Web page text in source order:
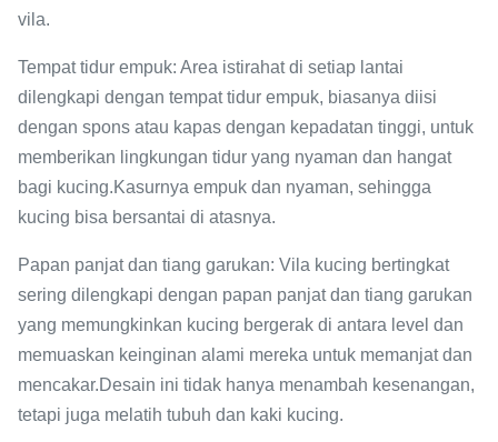
vila.
Tempat tidur empuk: Area istirahat di setiap lantai
dilengkapi dengan tempat tidur empuk, biasanya diisi
dengan spons atau kapas dengan kepadatan tinggi, untuk
memberikan lingkungan tidur yang nyaman dan hangat
bagi kucing.Kasurnya empuk dan nyaman, sehingga
kucing bisa bersantai di atasnya.
Papan panjat dan tiang garukan: Vila kucing bertingkat
sering dilengkapi dengan papan panjat dan tiang garukan
yang memungkinkan kucing bergerak di antara level dan
memuaskan keinginan alami mereka untuk memanjat dan
mencakar.Desain ini tidak hanya menambah kesenangan,
tetapi juga melatih tubuh dan kaki kucing.